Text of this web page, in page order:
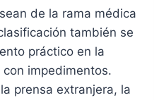
de la rama médica
también se
práctico en la
impedimentos.
prensa extranjera, la